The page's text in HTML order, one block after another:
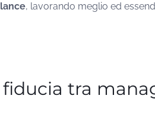
, lavorando meglio ed
fiducia tra